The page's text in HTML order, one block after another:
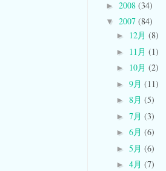
► 2008 (34)
▼ 2007 (84)
► 12月 (8)
► 11月 (1)
► 10月 (2)
► 9月 (11)
► 8月 (5)
► 7月 (3)
► 6月 (6)
► 5月 (6)
► 4月 (7)